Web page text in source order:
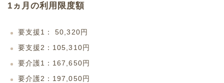
1ヵ月の利用限度額
要支援1： 50,320円
要支援2：105,310円
要介護1：167,650円
要介護2：197,050円